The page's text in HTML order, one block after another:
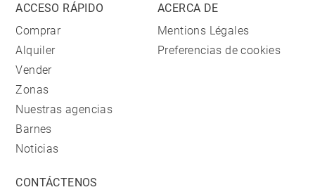
ACCESO RÁPIDO
Comprar
Alquiler
Vender
Zonas
Nuestras agencias
Barnes
Noticias
ACERCA DE
Mentions Légales
Preferencias de cookies
CONTÁCTENOS